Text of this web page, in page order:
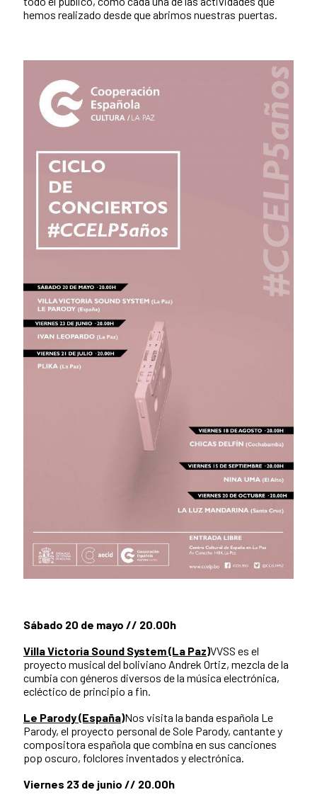
hemos realizado desde que abrimos nuestras puertas.
Sábado 20 de mayo // 20.00h
Villa Victoria Sound System (La Paz)VVSS es el
proyecto musical del boliviano Andrek Ortiz, mezcla de la
cumbia con géneros diversos de la música electrónica,
ecléctico de principio a fin.
Le Parody (España)Nos visita la banda española Le
Parody, el proyecto personal de Sole Parody, cantante y
compositora española que combina en sus canciones
pop oscuro, folclores inventados y electrónica.
Viernes 23 de junio // 20.00h